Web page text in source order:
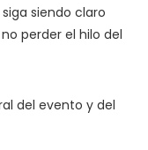
siendo claro
perder el hilo del
del evento y del